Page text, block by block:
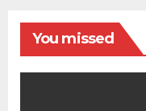
You missed